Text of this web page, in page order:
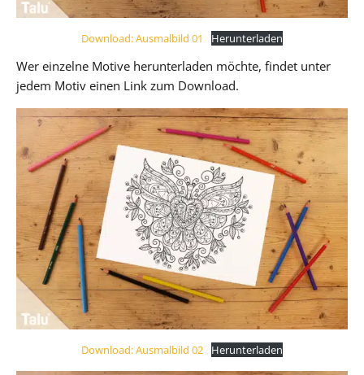
Download: Ausmalbild 01 Herunterladen
Wer einzelne Motive herunterladen möchte, findet unter
jedem Motiv einen Link zum Download.
Download: Ausmalbild 02 Herunterladen